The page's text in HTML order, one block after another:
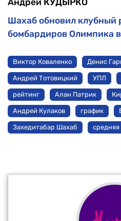
Шахаб обновил клубный
бомбардиров Олимпика
Виктор Коваленко Денис
Андрей Тотовицкий УПЛ
рейтинг Алан Патрик
Андрей Кулаков график
Захедитабар Шахаб средняя